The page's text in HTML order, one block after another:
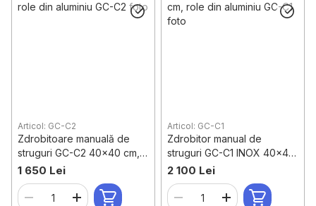
Articol: GC-C2
Zdrobitoare manuală de
struguri GC-C2 40×40 cm,
role din aluminiu
1 650 Lei
Articol: GC-C1
Zdrobitor manual de
struguri GC-C1 INOX 40×40
cm, role din aluminiu
2 100 Lei